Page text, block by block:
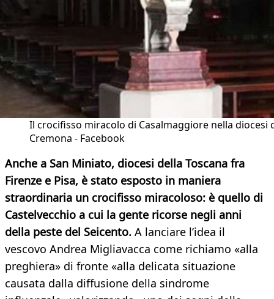
Il crocifisso miracolo di Casalmaggiore nella diocesi
Cremona - Facebook
Anche a San Miniato, diocesi della Toscana fra
Firenze e Pisa, è stato esposto in maniera
straordinaria un crocifisso miracoloso: è quello di
Castelvecchio a cui la gente ricorse negli anni
della peste del Seicento. A lanciare l’idea il
vescovo Andrea Migliavacca come richiamo «alla
preghiera» di fronte «alla delicata situazione
causata dalla diffusione della sindrome